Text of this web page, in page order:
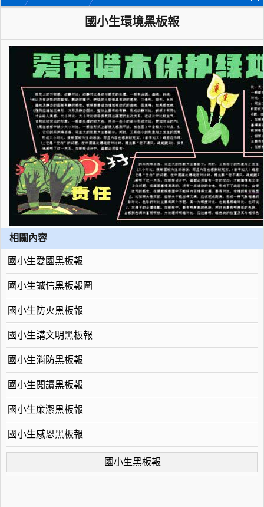
國小生環境黑板報
相關內容
國小生愛國黑板報
國小生誠信黑板報圖
國小生防火黑板報
國小生講文明黑板報
國小生消防黑板報
國小生閱讀黑板報
國小生廉潔黑板報
國小生感恩黑板報
國小生黑板報